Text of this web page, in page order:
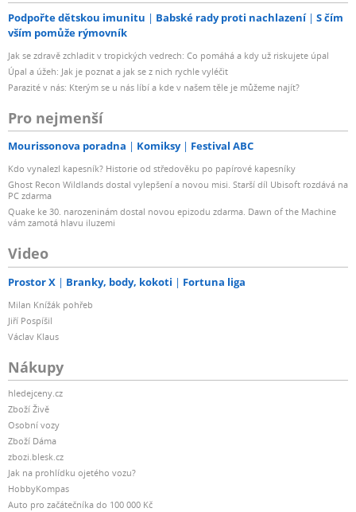
Podpořte dětskou imunitu Babské rady proti nachlazení
S čím
vším pomůže rýmovník
Jak se zdravě zchladit v tropických vedrech: Co pomáhá a kdy už riskujete úpal
Úpal a úžeh: Jak je poznat a jak se z nich rychle vyléčit
Parazité v nás: Kterým se u nás líbí a kde v našem těle je můžeme najít?
Pro nejmenší
Mourissonova poradna Komiksy Festival ABC
Kdo vynalezl kapesník? Historie od středověku po papírové kapesníky
Ghost Recon Wildlands dostal vylepšení a novou misi. Starší díl Ubisoft rozdává na
PC zdarma
Quake ke 30. narozeninám dostal novou epizodu zdarma. Dawn of the Machine
vám zamotá hlavu iluzemi
Video
Prostor X Branky, body, kokoti Fortuna liga
Milan Knížák pohřeb
Jiří Pospíšil
Václav Klaus
Nákupy
hledejceny.cz
Zboží Živě
Osobní vozy
Zboží Dáma
zbozi.blesk.cz
Jak na prohlídku ojetého vozu?
HobbyKompas
Auto pro začátečníka do 100 000 Kč